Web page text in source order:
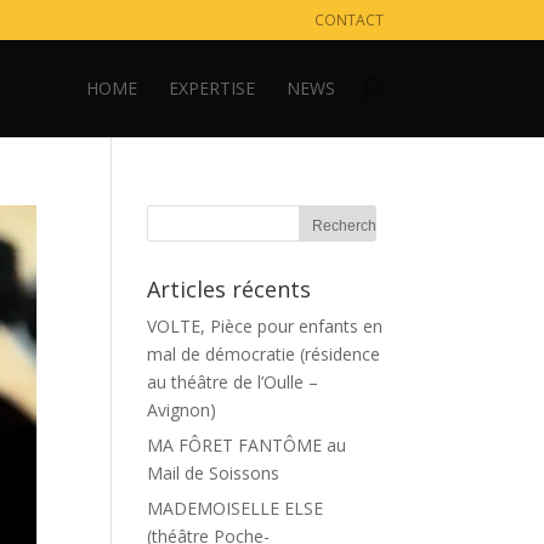
CONTACT
HOME EXPERTISE NEWS
Articles récents
VOLTE, Pièce pour enfants en
mal de démocratie (résidence
au théâtre de l’Oulle –
Avignon)
MA FÔRET FANTÔME au
Mail de Soissons
MADEMOISELLE ELSE
(théâtre Poche-